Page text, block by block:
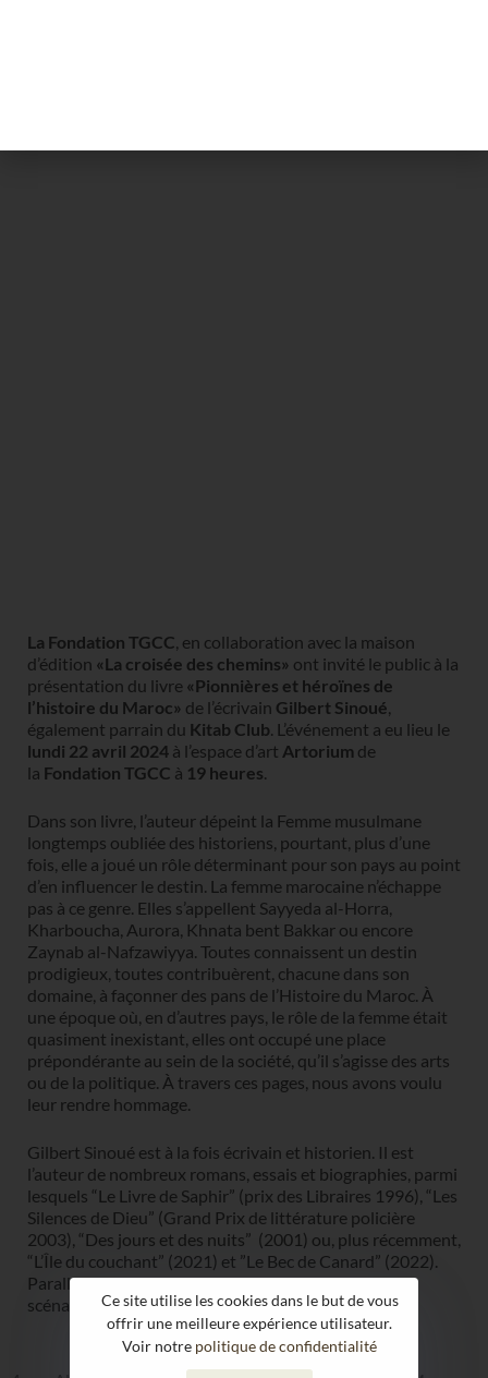
La Fondation TGCC, en collaboration avec la maison
d’édition «La croisée des chemins» ont invité le public à la
présentation du livre «Pionnières et héroïnes de
l’histoire du Maroc» de l’écrivain Gilbert Sinoué,
également parrain du Kitab Club. L’événement a eu lieu le
lundi 22 avril 2024 à l’espace d’art Artorium de
la Fondation TGCC à 19 heures.
Dans son livre, l’auteur dépeint la Femme musulmane
longtemps oubliée des historiens, pourtant, plus d’une
fois, elle a joué un rôle déterminant pour son pays au point
d’en influencer le destin. La femme marocaine n’échappe
pas à ce genre. Elles s’appellent Sayyeda al-Horra,
Kharboucha, Aurora, Khnata bent Bakkar ou encore
Zaynab al-Nafzawiyya. Toutes connaissent un destin
prodigieux, toutes contribuèrent, chacune dans son
domaine, à façonner des pans de l’Histoire du Maroc. À
une époque où, en d’autres pays, le rôle de la femme était
quasiment inexistant, elles ont occupé une place
prépondérante au sein de la société, qu’il s’agisse des arts
ou de la politique. À travers ces pages, nous avons voulu
leur rendre hommage.
Gilbert Sinoué est à la fois écrivain et historien. Il est
l’auteur de nombreux romans, essais et biographies, parmi
lesquels “Le Livre de Saphir” (prix des Libraires 1996), “Les
Silences de Dieu” (Grand Prix de littérature policière
2003), “Des jours et des nuits” (2001) ou, plus récemment,
“L’Île du couchant” (2021) et ”Le Bec de Canard” (2022).
Parallèlement à sa carrière de romancier, il est aussi
scénariste et dialoguiste.
Ce site utilise les cookies dans le but de vous
offrir une meilleure expérience utilisateur.
Voir notre politique de confidentialité